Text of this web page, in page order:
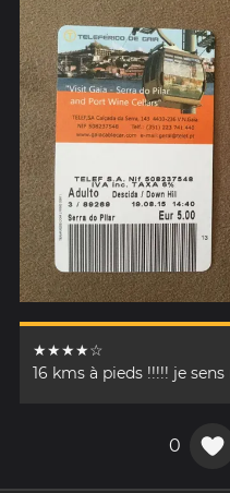
★★★★☆
16 kms à pieds !!!!! je
0